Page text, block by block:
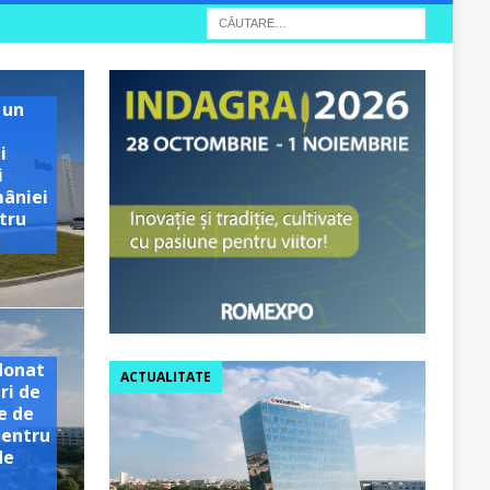
de
de
ACTUALITATE